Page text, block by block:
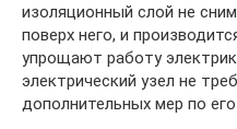
изоляционный слой не
поверх него, и
упрощают работу
электрический узел не
дополнительных мер по его